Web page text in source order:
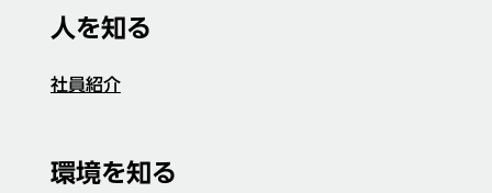
人を知る
社員紹介
環境を知る